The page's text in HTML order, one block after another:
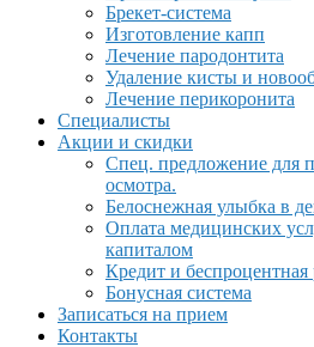
Брекет-система
Изготовление капп
Лечение пародонтита
Удаление кисты и
Лечение перикоронита
Специалисты
Акции и скидки
Спец. предложение для
осмотра.
Белоснежная улыбка в
Оплата медицинских
капиталом
Кредит и беспроцентная
Бонусная система
Записаться на прием
Контакты